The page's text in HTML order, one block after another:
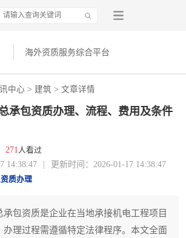
海外资质服务综合平台
中心 > 建筑 > 文章详情
承包资质办理、流程、费用及条件
271人看过
14:38:47 更新时间：2026-01-17 14:38:47
质办理
包资质是企业在当地承接机电工程项目
办理过程需遵循特定法律程序。本文全面